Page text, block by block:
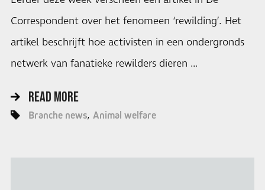
Correspondent over het fenomeen ‘rewilding’. Het
artikel beschrijft hoe activisten in een ondergronds
netwerk van fanatieke rewilders dieren …
READ MORE
Branche news Animal welfare